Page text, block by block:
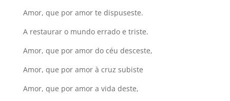
Amor, que por amor te dispuseste.
A restaurar o mundo errado e triste.
Amor, que por amor do céu desceste,
Amor, que por amor à cruz subiste
Amor, que por amor a vida deste,